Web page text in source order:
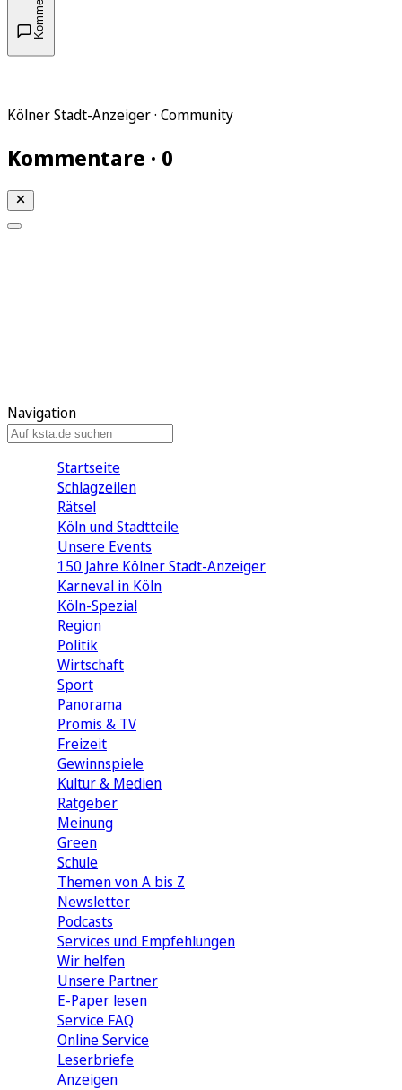
Kölner Stadt-Anzeiger · Community
Kommentare · 0
Navigation
Startseite
Schlagzeilen
Rätsel
Köln und Stadtteile
Unsere Events
150 Jahre Kölner Stadt-Anzeiger
Karneval in Köln
Köln-Spezial
Region
Politik
Wirtschaft
Sport
Panorama
Promis & TV
Freizeit
Gewinnspiele
Kultur & Medien
Ratgeber
Meinung
Green
Schule
Themen von A bis Z
Newsletter
Podcasts
Services und Empfehlungen
Wir helfen
Unsere Partner
E-Paper lesen
Service FAQ
Online Service
Leserbriefe
Anzeigen